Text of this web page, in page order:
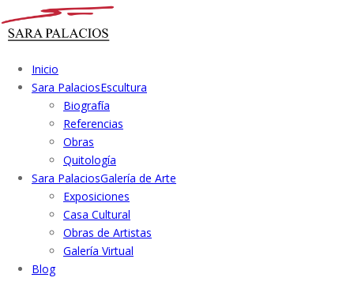
Inicio
Sara PalaciosEscultura
Biografía
Referencias
Obras
Quitología
Sara PalaciosGalería de Arte
Exposiciones
Casa Cultural
Obras de Artistas
Galería Virtual
Blog